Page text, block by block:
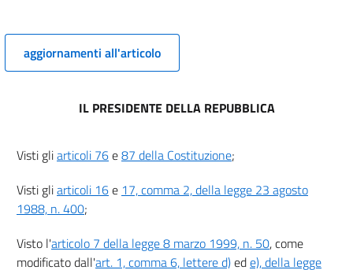
7
Capo II
Permesso di costruire
Sezione I
11
aggiornamenti all'articolo
IL PRESIDENTE DELLA REPUBBLICA
Visti gliarticoli 76e87 della Costituzione;
Visti gliarticoli 16e 17, comma 2, della legge 23 agosto
1988, n. 400;
Visto l'articolo 7 della legge 8 marzo 1999, n. 50, come
modificato dall'art. 1, comma 6, lettere d)ede), della legge